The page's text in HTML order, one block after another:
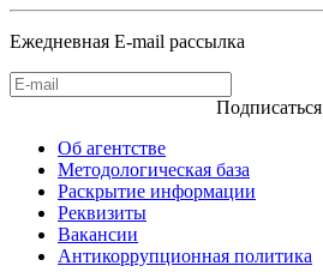
Ежедневная E-mail рассылка
Подписаться
Об агентстве
Методологическая база
Раскрытие информации
Реквизиты
Вакансии
Антикоррупционная политика